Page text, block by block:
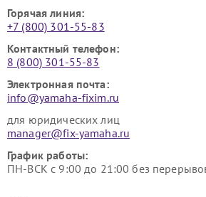
Горячая линия:
+7 (800) 301-55-83
Контактный телефон:
8 (800) 301-55-83
Электронная почта:
info@yamaha-fixim.ru
для юридических лиц
manager@fix-yamaha.ru
График работы:
ПН-ВСК с 9:00 до 21:00 без